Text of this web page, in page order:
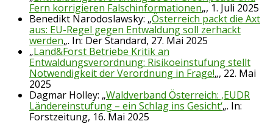
Fern korrigieren Falschinformationen„, 1. Juli 2025
Benedikt Narodoslawsky: „Österreich packt die Axt
aus: EU-Regel gegen Entwaldung soll zerhackt
werden„. In: Der Standard, 27. Mai 2025
„Land&Forst Betriebe Kritik an
Entwaldungsverordnung: Risikoeinstufung stellt
Notwendigkeit der Verordnung in Frage!„, 22. Mai
2025
Dagmar Holley: „Waldverband Österreich: ‚EUDR
Ländereinstufung – ein Schlag ins Gesicht‘„. In:
Forstzeitung, 16. Mai 2025